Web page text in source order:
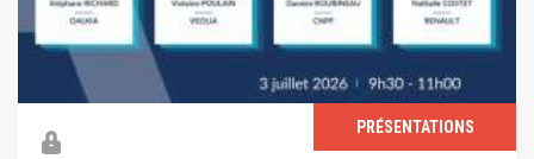
PRÉSENTATIONS